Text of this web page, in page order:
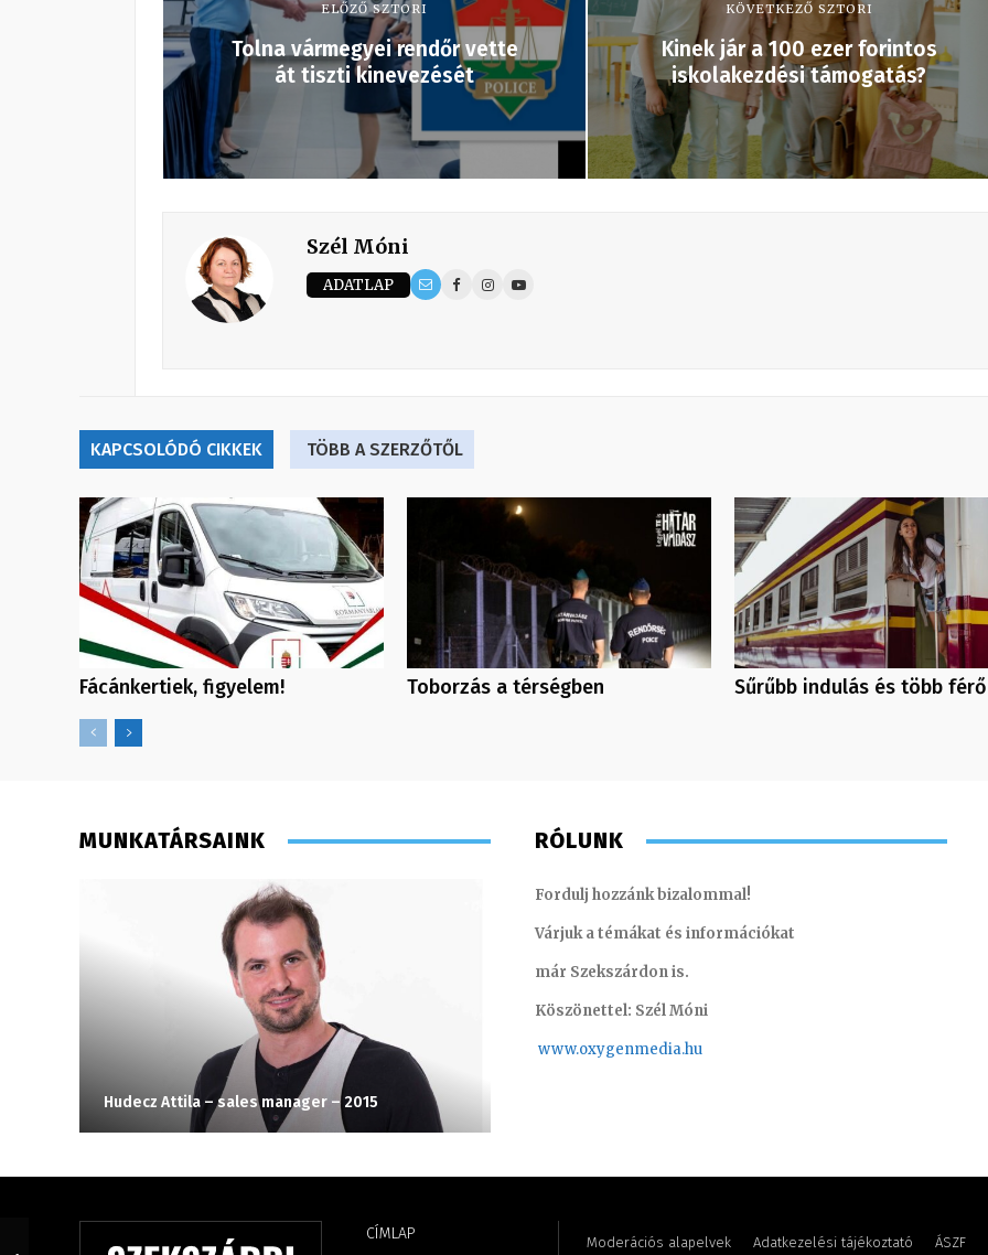
ELŐZŐ SZTORI
Tolna vármegyei rendőr vette
át tiszti kinevezését
KÖVETKEZŐ SZTORI
Kinek jár a 100 ezer forintos
iskolakezdési támogatás?
Szél Móni
ADATLAP
KAPCSOLÓDÓ CIKKEK TÖBB A SZERZŐTŐL
Fácánkertiek, figyelem! Toborzás a térségben Sűrűbb indulás és több
MUNKATÁRSAINK
Hudecz Attila – sales manager – 2015
RÓLUNK
Fordulj hozzánk bizalommal!
Várjuk a témákat és információkat
már Szekszárdon is.
Köszönettel: Szél Móni
www.oxygenmedia.hu
CÍMLAP Moderációs alapelvek Adatkezelési tájékoztató ÁSZF